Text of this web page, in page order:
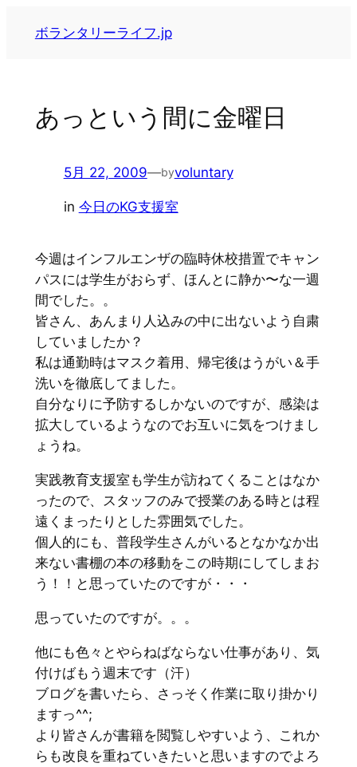
ボランタリーライフ.jp
あっという間に金曜日
5月 22, 2009—byvoluntary
in 今日のKG支援室
今週はインフルエンザの臨時休校措置でキャン
パスには学生がおらず、ほんとに静か〜な一週
間でした。。
皆さん、あんまり人込みの中に出ないよう自粛
していましたか？
私は通勤時はマスク着用、帰宅後はうがい＆手
洗いを徹底してました。
自分なりに予防するしかないのですが、感染は
拡大しているようなのでお互いに気をつけまし
ょうね。
実践教育支援室も学生が訪ねてくることはなか
ったので、スタッフのみで授業のある時とは程
遠くまったりとした雰囲気でした。
個人的にも、普段学生さんがいるとなかなか出
来ない書棚の本の移動をこの時期にしてしまお
う！！と思っていたのですが・・・
思っていたのですが。。。
他にも色々とやらねばならない仕事があり、気
付けばもう週末です（汗）
ブログを書いたら、さっそく作業に取り掛かり
ますっ^^;
より皆さんが書籍を閲覧しやすいよう、これか
らも改良を重ねていきたいと思いますのでよろ